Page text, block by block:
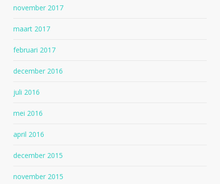
november 2017
maart 2017
februari 2017
december 2016
juli 2016
mei 2016
april 2016
december 2015
november 2015